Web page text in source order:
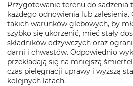
Przygotowanie terenu do sadzenia
każdego odnowienia lub
takich warunków glebowych, by
szybko się ukorzenić, mieć stały
składników odżywczych oraz
darni i chwastów. Odpowiednio
przekładają się na mniejszą
czas pielęgnacji uprawy i wyższą
kolejnych latach.